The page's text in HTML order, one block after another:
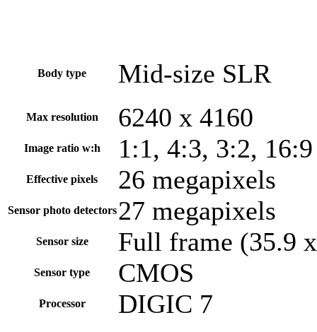
Body type Mid-size SLR
Max resolution 6240 x 4160
Image ratio w:h 1:1, 4:3, 3:2, 16:9
Effective pixels 26 megapixels
Sensor photo detectors 27 megapixels
Sensor size Full frame (35.9
Sensor type CMOS
Processor DIGIC 7